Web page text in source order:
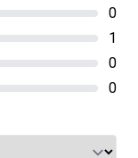
0
1
0
0